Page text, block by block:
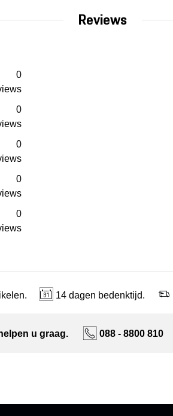
Reviews
0
0
0
0
0
14 dagen bedenktijd.
u graag. 088 - 8800 810